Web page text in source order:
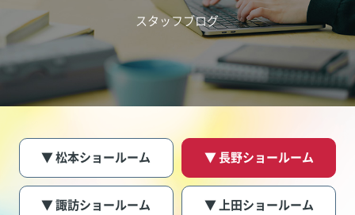
スタッフブログ
▼ 松本ショールーム ▼ 長野ショールーム
▼ 諏訪ショールーム ▼ 上田ショールーム